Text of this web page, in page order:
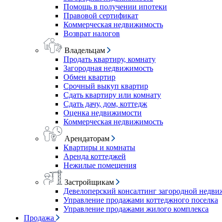
Помощь в получении ипотеки
Правовой сертификат
Коммерческая недвижимость
Возврат налогов
Владельцам
Продать квартиру, комнату
Загородная недвижимость
Обмен квартир
Срочный выкуп квартир
Сдать квартиру или комнату
Сдать дачу, дом, коттедж
Оценка недвижимости
Коммерческая недвижимость
Арендаторам
Квартиры и комнаты
Аренда коттеджей
Нежилые помещения
Застройщикам
Девелоперский консалтинг загородной
Управление продажами коттеджного поселка
Управление продажами жилого комплекса
Продажа